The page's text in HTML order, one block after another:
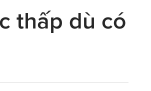
thấp dù có